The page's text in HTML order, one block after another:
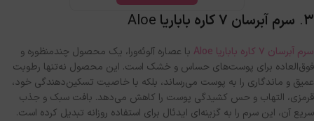
۳. سرم آبرسان ۷ کاره باباریا Aloe
سرم آبرسان ۷ کاره باباریا Aloe
با عصاره آلوئه‌ورا، یک محصول چندمنظوره و
فوق‌العاده برای پوست‌های حساس و خشک است. این محصول نه‌تنها رطوبت
عمیق و ماندگاری را به پوست می‌رساند، بلکه با خاصیت تسکین‌دهندگی خود،
قرمزی، التهاب و حس کشیدگی پوست را کاهش می‌دهد. بافت سبک و جذب
سریع آن، این سرم را به گزینه‌ای ایدئال برای استفاده روزانه تبدیل کرده است.